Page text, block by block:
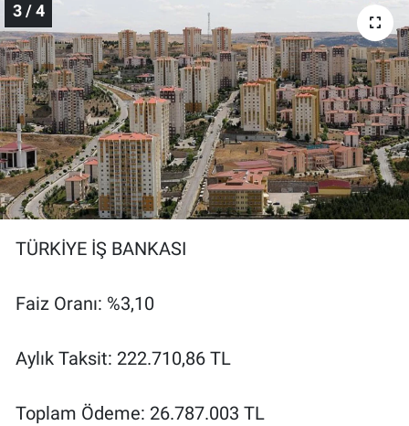
3 / 4
TÜRKİYE İŞ BANKASI
Faiz Oranı: %3,10
Aylık Taksit: 222.710,86 TL
Toplam Ödeme: 26.787.003 TL